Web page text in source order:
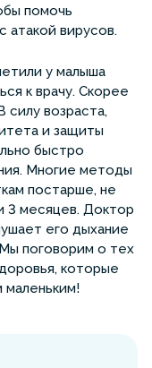
помочь
атакой вирусов.
у малыша
к врачу. Скорее
силу возраста,
и защиты
быстро
Многие методы
постарше, не
3 месяцев. Доктор
его дыхание
поговорим о тех
которые